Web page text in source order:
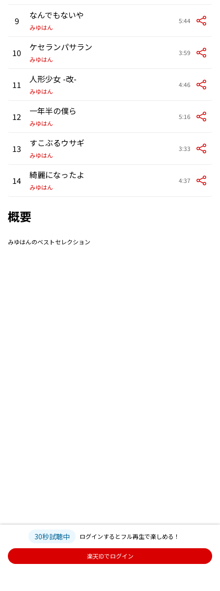
9 なんでもないや
みゆはん
5:44
10 ケセランパサラン
みゆはん
3:59
11 人形少女 -改-
みゆはん
4:46
12 一年半の僕ら
みゆはん
5:16
13 すこぶるウサギ
みゆはん
3:33
14 綺麗になったよ
みゆはん
4:37
概要
みゆはんのベストセレクション
30秒試聴中 ログインするとフル再生で楽しめる！
楽天IDでログイン